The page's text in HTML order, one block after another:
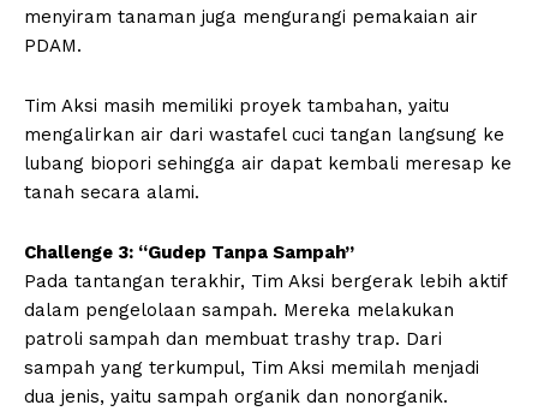
menyiram tanaman juga mengurangi pemakaian air
PDAM.
Tim Aksi masih memiliki proyek tambahan, yaitu
mengalirkan air dari wastafel cuci tangan langsung ke
lubang biopori sehingga air dapat kembali meresap ke
tanah secara alami.
Challenge 3: “Gudep Tanpa Sampah”
Pada tantangan terakhir, Tim Aksi bergerak lebih aktif
dalam pengelolaan sampah. Mereka melakukan
patroli sampah dan membuat trashy trap. Dari
sampah yang terkumpul, Tim Aksi memilah menjadi
dua jenis, yaitu sampah organik dan nonorganik.